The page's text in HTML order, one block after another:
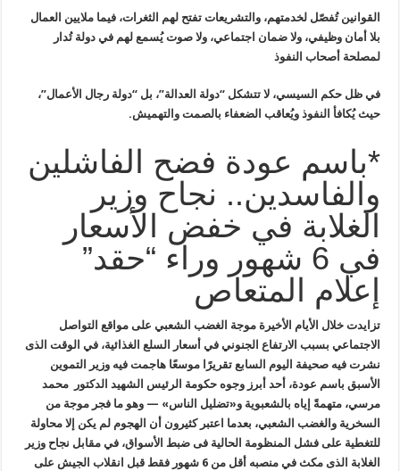
القوانين تُفصّل لخدمتهم، والتشريعات تفتح لهم الثغرات، فيما ملايين العمال
بلا أمان وظيفي، ولا ضمان اجتماعي، ولا صوت يُسمع لهم في دولة تُدار
لمصلحة أصحاب النفوذ
في ظل حكم السيسي، لا تتشكل “دولة العدالة”، بل “دولة رجال الأعمال”،
حيث يُكافأ النفوذ ويُعاقب الضعفاء بالصمت والتهميش.
*باسم عودة فضح الفاشلين
والفاسدين.. نجاح وزير
الغلابة في خفض الأسعار
في 6 شهور وراء “حقد”
إعلام المتعاص
تزايدت خلال الأيام الأخيرة موجة الغضب الشعبي على مواقع التواصل
الاجتماعي بسبب الارتفاع الجنوني في أسعار السلع الغذائية، في الوقت الذى
نشرت فيه صحيفة اليوم السابع تقريرًا موسعًا هاجمت فيه وزير التموين
الأسبق باسم عودة، أحد أبرز وجوه حكومة الرئيس الشهيد الدكتور محمد
مرسي، متهمةً إياه بالشعبوية و«تضليل الناس» — وهو ما فجر موجة من
السخرية والغضب الشعبي، بعدما اعتبر كثيرون أن الهجوم لم يكن إلا محاولة
للتغطية على فشل المنظومة الحالية فى ضبط الأسواق، في مقابل نجاح وزير
الغلابة الذى مكث في منصبه أقل من 6 شهور فقط قبل انقلاب الجيش على